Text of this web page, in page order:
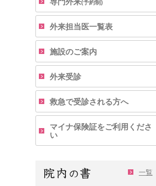
専門外来(予約制)
外来担当医一覧表
施設のご案内
外来受診
救急で受診される方へ
マイナ保険証をご利用くださ
い
一覧